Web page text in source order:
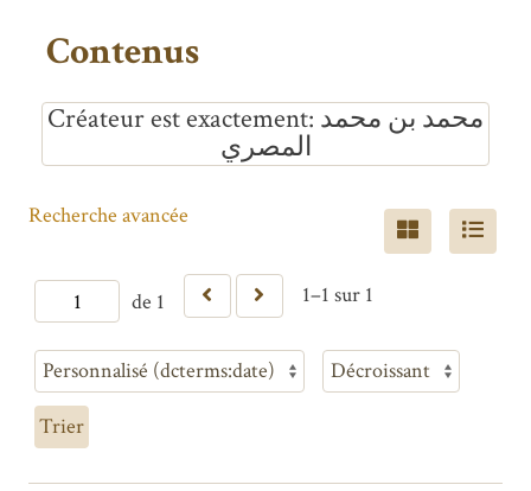
Contenus
Créateur est exactement محمد بن محمد
المصري
de 1 1–1 sur 1
Recherche avancée
Trier